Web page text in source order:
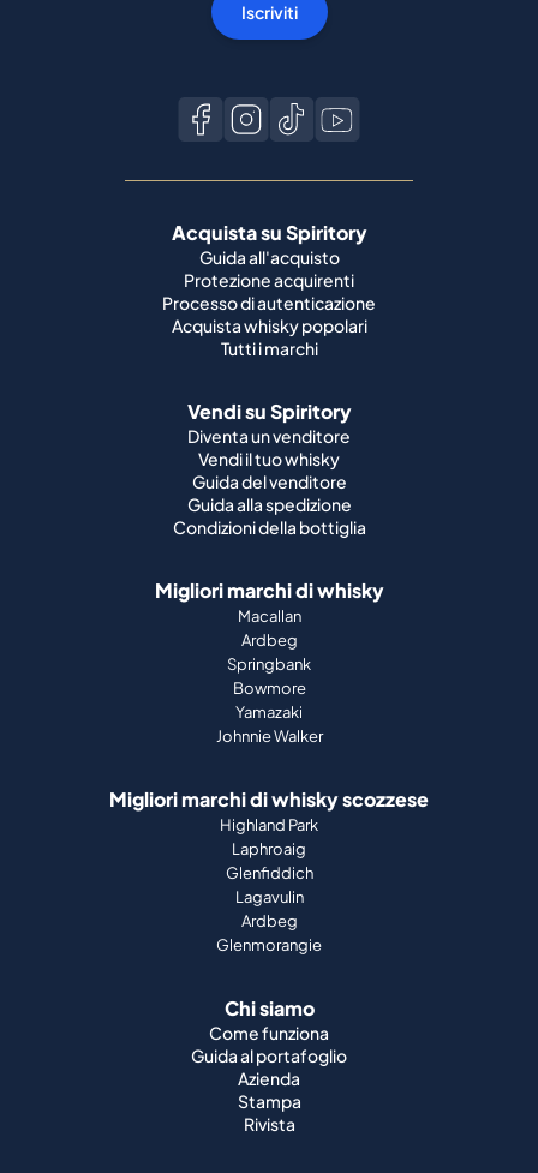
Iscriviti
Acquista su Spiritory
Guida all'acquisto
Protezione acquirenti
Processo di autenticazione
Acquista whisky popolari
Tutti i marchi
Vendi su Spiritory
Diventa un venditore
Vendi il tuo whisky
Guida del venditore
Guida alla spedizione
Condizioni della bottiglia
Migliori marchi di whisky
Macallan
Ardbeg
Springbank
Bowmore
Yamazaki
Johnnie Walker
Migliori marchi di whisky scozzese
Highland Park
Laphroaig
Glenfiddich
Lagavulin
Ardbeg
Glenmorangie
Chi siamo
Come funziona
Guida al portafoglio
Azienda
Stampa
Rivista